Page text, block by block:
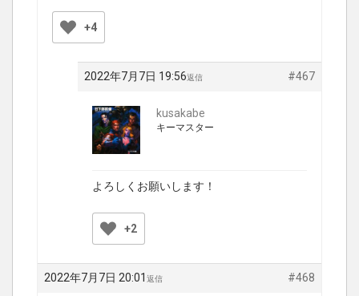
+4
2022年7月7日 19:56 #467
返信
kusakabe
キーマスター
よろしくお願いします！
+2
2022年7月7日 20:01 #468
返信